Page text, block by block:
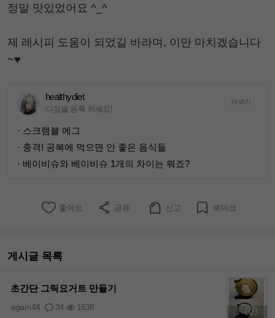
정말 맛있었어요 ^_^
제 레시피 도움이 되었길 바라며, 이만 마치겠습니다
~♥
healthydiet
다짐을 등록 하세요!
더보기
· 스크램블 에그
· 충격! 공복에 먹으면 안 좋은 음식들
· 베이비슈와 베이비슈 1개의 차이는 뭐죠?
좋아요 공유 신고 북마크
게시글 목록
초간단 그릭요거트 만들기
34 1638
again44